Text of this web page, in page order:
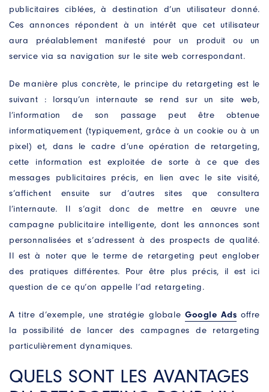
publicitaires ciblées, à destination d’un utilisateur donné.
Ces annonces répondent à un intérêt que cet utilisateur
aura préalablement manifesté pour un produit ou un
service via sa navigation sur le site web correspondant.
De manière plus concrète, le principe du retargeting est le
suivant : lorsqu’un internaute se rend sur un site web,
l’information de son passage peut être obtenue
informatiquement (typiquement, grâce à un cookie ou à un
pixel) et, dans le cadre d’une opération de retargeting,
cette information est exploitée de sorte à ce que des
messages publicitaires précis, en lien avec le site visité,
s’affichent ensuite sur d’autres sites que consultera
l’internaute. Il s’agit donc de mettre en œuvre une
campagne publicitaire intelligente, dont les annonces sont
personnalisées et s’adressent à des prospects de qualité.
Il est à noter que le terme de retargeting peut englober
des pratiques différentes. Pour être plus précis, il est ici
question de ce qu’on appelle l’ad retargeting.
A titre d’exemple, une stratégie globale Google Ads offre
la possibilité de lancer des campagnes de retargeting
particulièrement dynamiques.
QUELS SONT LES AVANTAGES
Contactez-nous
Un projet ? Une question ?
Remplissez notre formulaire, nous prendrons soin
de vous répondre dans les plus brefs délais.
NOM